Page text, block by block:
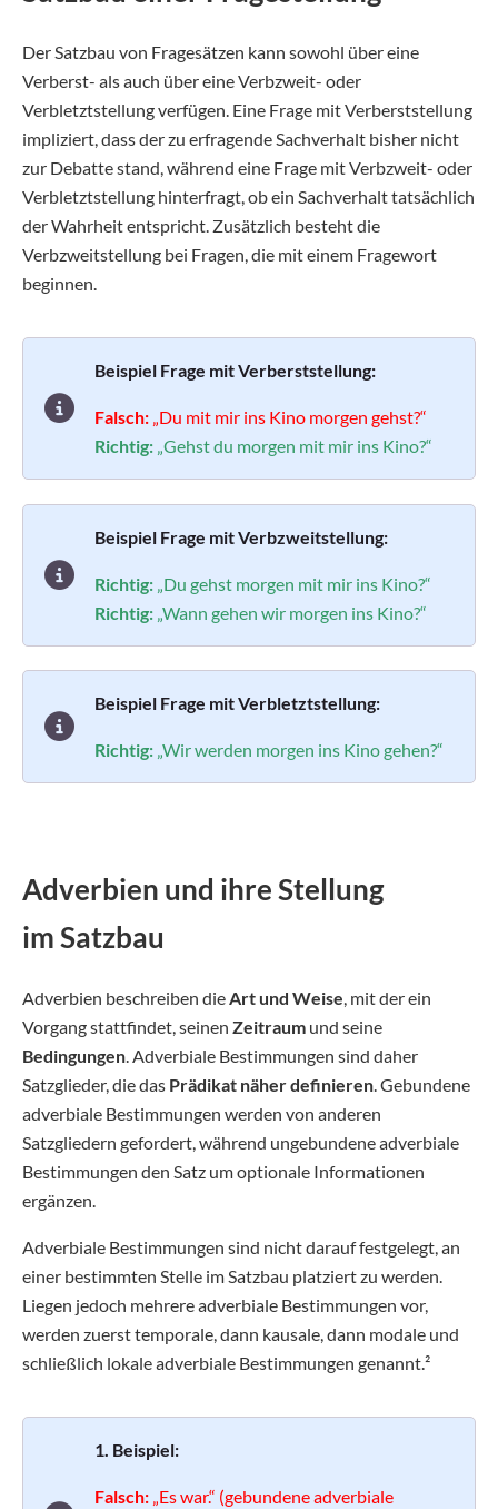
Der Satzbau von Fragesätzen kann sowohl über eine
Verberst- als auch über eine Verbzweit- oder
Verbletztstellung verfügen. Eine Frage mit Verberststellung
impliziert, dass der zu erfragende Sachverhalt bisher nicht
zur Debatte stand, während eine Frage mit Verbzweit- oder
Verbletztstellung hinterfragt, ob ein Sachverhalt tatsächlich
der Wahrheit entspricht. Zusätzlich besteht die
Verbzweitstellung bei Fragen, die mit einem Fragewort
beginnen.
Beispiel Frage mit Verberststellung:
Falsch: „Du mit mir ins Kino morgen gehst?“
Richtig: „Gehst du morgen mit mir ins Kino?“
Beispiel Frage mit Verbzweitstellung:
Richtig: „Du gehst morgen mit mir ins Kino?“
Richtig: „Wann gehen wir morgen ins Kino?“
Beispiel Frage mit Verbletztstellung:
Richtig: „Wir werden morgen ins Kino gehen?“
Adverbien und ihre Stellung
im Satzbau
Adverbien beschreiben dieArt und Weise, mit der ein
Vorgang stattfindet, seinen Zeitraum und seine
Bedingungen. Adverbiale Bestimmungen sind daher
Satzglieder, die das Prädikat näher definieren. Gebundene
adverbiale Bestimmungen werden von anderen
Satzgliedern gefordert, während ungebundene adverbiale
Bestimmungen den Satz um optionale Informationen
ergänzen.
Adverbiale Bestimmungen sind nicht darauf festgelegt, an
einer bestimmten Stelle im Satzbau platziert zu werden.
Liegen jedoch mehrere adverbiale Bestimmungen vor,
werden zuerst temporale, dann kausale, dann modale und
schließlich lokale adverbiale Bestimmungen genannt.²
1. Beispiel:
Falsch: „Es war.“ (gebundene adverbiale